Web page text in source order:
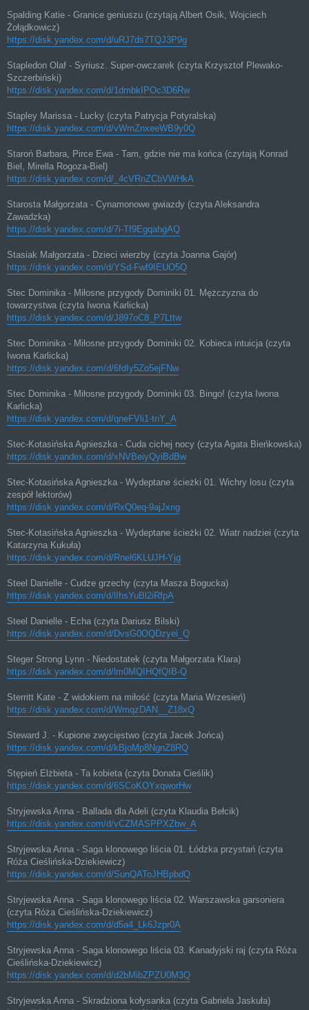
Spalding Katie - Granice geniuszu (czytają Albert Osik, Wojciech
Żołądkowicz)
https://disk.yandex.com/d/uRJ7ds7TQJ3P9g
Stapledon Olaf - Syriusz. Super-owczarek (czyta Krzysztof Plewako-
Szczerbiński)
https://disk.yandex.com/d/1dmbkIPOc3D6Rw
Stapley Marissa - Lucky (czyta Patrycja Potyralska)
https://disk.yandex.com/d/vWmZnxeeWB9y0Q
Staroń Barbara, Pirce Ewa - Tam, gdzie nie ma końca (czytają Konrad
Biel, Mirella Rogoza-Biel)
https://disk.yandex.com/d/_4cVRnZCbVWHkA
Starosta Małgorzata - Cynamonowe gwiazdy (czyta Aleksandra
Zawadzka)
https://disk.yandex.com/d/7i-Tf9EgqahgAQ
Stasiak Małgorzata - Dzieci wierzby (czyta Joanna Gajór)
https://disk.yandex.com/d/YSd-Fwf9IEUO5Q
Stec Dominika - Miłosne przygody Dominiki 01. Mężczyzna do
towarzystwa (czyta Iwona Karlicka)
https://disk.yandex.com/d/J897oC8_P7Lttw
Stec Dominika - Miłosne przygody Dominiki 02. Kobieca intuicja (czyta
Iwona Karlicka)
https://disk.yandex.com/d/6fdIy5Zo5ejFNw
Stec Dominika - Miłosne przygody Dominiki 03. Bingo! (czyta Iwona
Karlicka)
https://disk.yandex.com/d/qneFVli1-tnY_A
Stec-Kotasińska Agnieszka - Cuda cichej nocy (czyta Agata Bieńkowska)
https://disk.yandex.com/d/xNVBeiyQyiBdBw
Stec-Kotasińska Agnieszka - Wydeptane ścieżki 01. Wichry losu (czyta
zespół lektorów)
https://disk.yandex.com/d/RxQ0eq-9ajJxng
Stec-Kotasińska Agnieszka - Wydeptane ścieżki 02. Wiatr nadziei (czyta
Katarzyna Kukuła)
https://disk.yandex.com/d/Rnel6KLUJH-Yjg
Steel Danielle - Cudze grzechy (czyta Masza Bogucka)
https://disk.yandex.com/d/lIhsYuBl2iRfpA
Steel Danielle - Echa (czyta Dariusz Bilski)
https://disk.yandex.com/d/DvsG0OQDzyei_Q
Steger Strong Lynn - Niedostatek (czyta Małgorzata Klara)
https://disk.yandex.com/d/lm0MQIHQfQIB-Q
Sterritt Kate - Z widokiem na miłość (czyta Maria Wrzesień)
https://disk.yandex.com/d/WmqzDAN__Z18xQ
Steward J. - Kupione zwycięstwo (czyta Jacek Jońca)
https://disk.yandex.com/d/kBjoMp8NgnZ8RQ
Stępień Elżbieta - Ta kobieta (czyta Donata Cieślik)
https://disk.yandex.com/d/6SCoKOYxqworHw
Stryjewska Anna - Ballada dla Adeli (czyta Klaudia Bełcik)
https://disk.yandex.com/d/vCZMASPPXZbw_A
Stryjewska Anna - Saga klonowego liścia 01. Łódzka przystań (czyta
Róża Cieślińska-Dziekiewicz)
https://disk.yandex.com/d/SunQAToJHBpbdQ
Stryjewska Anna - Saga klonowego liścia 02. Warszawska garsoniera
(czyta Róża Cieślińska-Dziekiewicz)
https://disk.yandex.com/d/d5a4_Lk6Jzpr0A
Stryjewska Anna - Saga klonowego liścia 03. Kanadyjski raj (czyta Róża
Cieślińska-Dziekiewicz)
https://disk.yandex.com/d/d2bMibZPZU0M3Q
Stryjewska Anna - Skradziona kołysanka (czyta Gabriela Jaskuła)